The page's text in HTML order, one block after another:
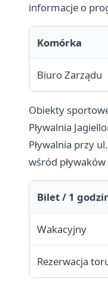
informacje o
Komórka
Biuro Zarządu
Obiekty
Pływalnia
Pływalnia przy
wśród
Bilet / 1
Wakacyjny
Rezerwacja